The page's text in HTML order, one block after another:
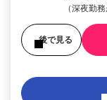
（深夜勤
後で見る